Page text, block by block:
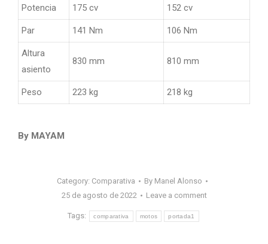
Potencia 175 cv 152 cv
Par 141 Nm 106 Nm
Altura
asiento
830 mm 810 mm
Peso 223 kg 218 kg
By MAYAM
Category: Comparativa By Manel Alonso
25 de agosto de 2022
Leave a comment
Tags: comparativa motos portada1